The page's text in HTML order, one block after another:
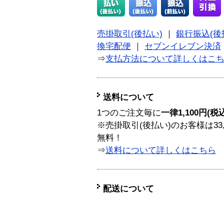
売掛取引(後払い)
銀行振込(後
換宅配便
セブンイレブン決済
⇒支払方法について詳しくはこ
送料について
1つのご注文毎に一律1,100円(税
※売掛取引(後払い)のお客様は
無料！
⇒送料について詳しくはこちら
配送について